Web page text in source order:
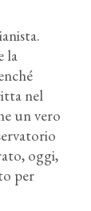
la
nel
un vero
oggi,
per